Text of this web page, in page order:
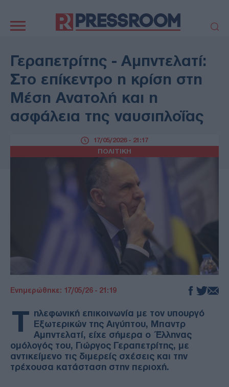
πλοήγηση
ΠΟΛΙΤΙΚΗ
ΤΟΥΡΚΙΑ
ΟΙΚΟΝΟΜΙΑ
ΕΛΛΑΔΑ
ΕΚΚΛΗΣΙΑ
ΑΜΥΝΑ
ΔΙΕΘΝΗ
ΚΥΠΡΟΣ
MEDIA
LIFESTYLE
AUTO - MOTO
ΓΑΣΤΡΟΝΟΜΙΑ
ΤΕΧΝΟΛΟΓΙΑ
Γεραπετρίτης - Αμπντελατί:
Στο επίκεντρο η κρίση στη
Μέση Ανατολή και η
ασφάλεια της ναυσιπλοΐας
ΠΟΛΙΤΙΚΗ
17/05/2026 - 21:17
Ενημερώθηκε: 17/05/26 - 21:19
Τ ηλεφωνική επικοινωνία με τον υπουργό
Εξωτερικών της Αιγύπτου, Μπαντρ
Αμπντελατί, είχε σήμερα ο Έλληνας
ομόλογός του, Γιώργος Γεραπετρίτης, με
αντικείμενο τις διμερείς σχέσεις και την
τρέχουσα κατάσταση στην περιοχή.